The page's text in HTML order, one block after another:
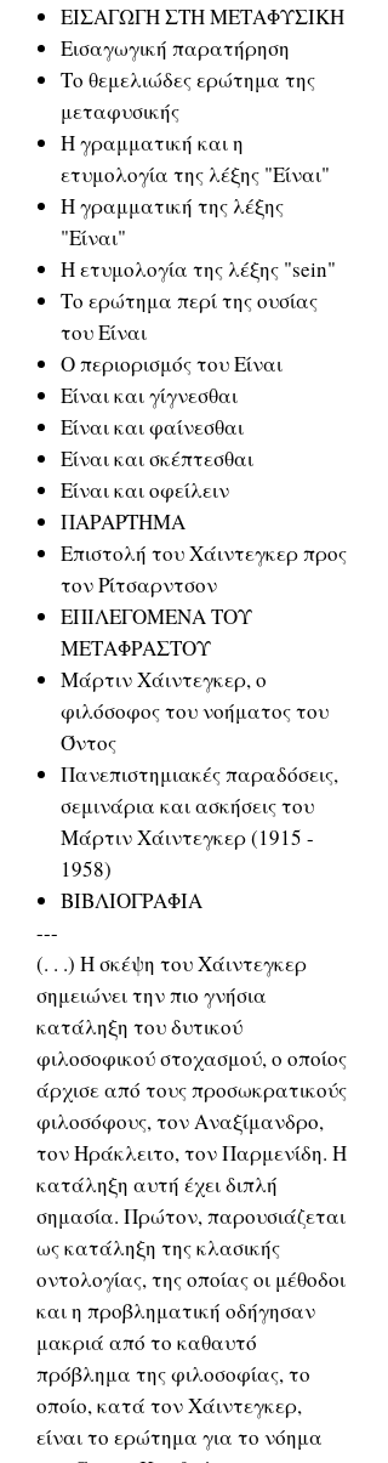
ΕΙΣΑΓΩΓΗ ΣΤΗ ΜΕΤΑΦΥΣΙΚΗ
Εισαγωγική παρατήρηση
Το θεμελιώδες ερώτημα της
μεταφυσικής
Η γραμματική και η
ετυμολογία της λέξης "Είναι"
Η γραμματική της λέξης
"Είναι"
Η ετυμολογία της λέξης "sein"
Το ερώτημα περί της ουσίας
του Είναι
Ο περιορισμός του Είναι
Είναι και γίγνεσθαι
Είναι και φαίνεσθαι
Είναι και σκέπτεσθαι
Είναι και οφείλειν
ΠΑΡΑΡΤΗΜΑ
Επιστολή του Χάιντεγκερ προς
τον Ρίτσαρντσον
ΕΠΙΛΕΓΟΜΕΝΑ ΤΟΥ
ΜΕΤΑΦΡΑΣΤΟΥ
Μάρτιν Χάιντεγκερ, ο
φιλόσοφος του νοήματος του
Όντος
Πανεπιστημιακές παραδόσεις,
σεμινάρια και ασκήσεις του
Μάρτιν Χάιντεγκερ (1915 -
1958)
ΒΙΒΛΙΟΓΡΑΦΙΑ
---
(. . .) Η σκέψη του Χάιντεγκερ
σημειώνει την πιο γνήσια
κατάληξη του δυτικού
φιλοσοφικού στοχασμού, ο οποίος
άρχισε από τους προσωκρατικούς
φιλοσόφους, τον Αναξίμανδρο,
τον Ηράκλειτο, τον Παρμενίδη. Η
κατάληξη αυτή έχει διπλή
σημασία. Πρώτον, παρουσιάζεται
ως κατάληξη της κλασικής
οντολογίας, της οποίας οι μέθοδοι
και η προβληματική οδήγησαν
μακριά από το καθαυτό
πρόβλημα της φιλοσοφίας, το
οποίο, κατά τον Χάιντεγκερ,
είναι το ερώτημα για το νόημα